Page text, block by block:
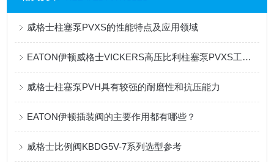
威格士柱塞泵PVXS的性能特点及应用领域
EATON伊顿威格士VICKERS高压比利柱塞泵PVXS工作原理
威格士柱塞泵PVH具有较强的耐磨性和抗压能力
EATON伊顿插装阀的主要作用都有哪些？
威格士比例阀KBDG5V-7系列选型参考